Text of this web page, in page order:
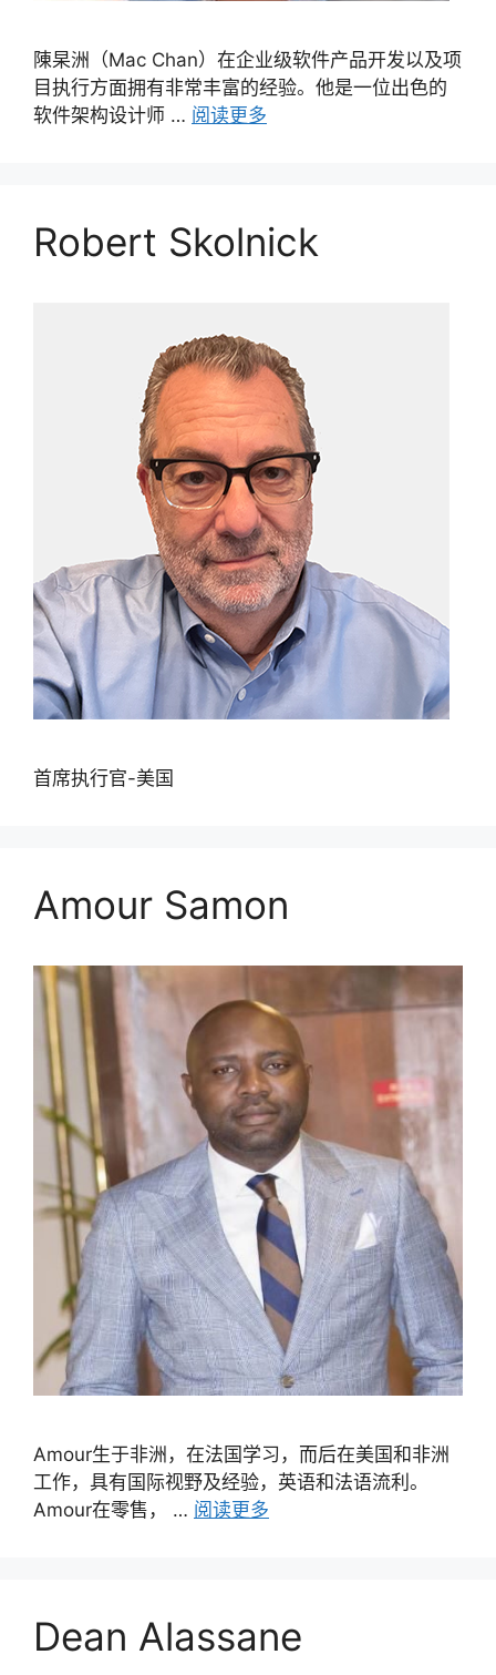
陳杲洲（Mac Chan）在企业级软件产品开发以及项
目执行方面拥有非常丰富的经验。他是一位出色的
软件架构设计师 … 阅读更多
Robert Skolnick
首席执行官-美国
Amour Samon
Amour生于非洲，在法国学习，而后在美国和非洲
工作，具有国际视野及经验，英语和法语流利。
Amour在零售， … 阅读更多
Dean Alassane